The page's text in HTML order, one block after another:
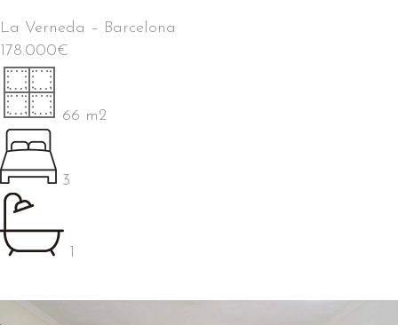
La Verneda – Barcelona
178.000€
66 m2
3
1